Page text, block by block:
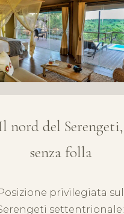
nord del Serengeti,
senza folla
privilegiata sul
settentrionale: